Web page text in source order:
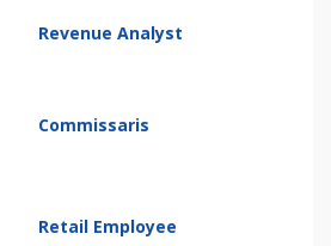
Revenue Analyst
Commissaris
Retail Employee